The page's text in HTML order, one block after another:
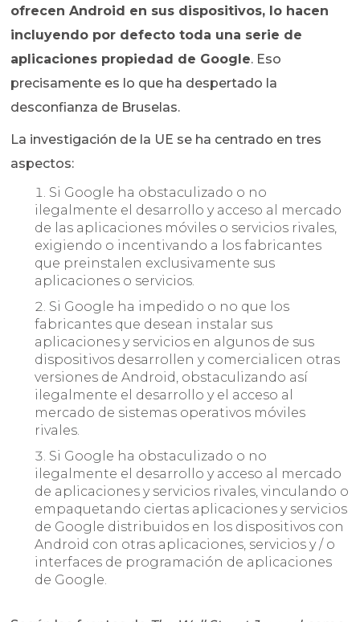
ofrecen Android en sus dispositivos, lo hacen
incluyendo por defecto toda una serie de
aplicaciones propiedad de Google. Eso
precisamente es lo que ha despertado la
desconfianza de Bruselas.
La investigación de la UE se ha centrado en tres
aspectos:
Si Google ha obstaculizado o no
ilegalmente el desarrollo y acceso al mercado
de las aplicaciones móviles o servicios rivales,
exigiendo o incentivando a los fabricantes
que preinstalen exclusivamente sus
aplicaciones o servicios.
Si Google ha impedido o no que los
fabricantes que desean instalar sus
aplicaciones y servicios en algunos de sus
dispositivos desarrollen y comercialicen otras
versiones de Android, obstaculizando así
ilegalmente el desarrollo y el acceso al
mercado de sistemas operativos móviles
rivales.
Si Google ha obstaculizado o no
ilegalmente el desarrollo y acceso al mercado
de aplicaciones y servicios rivales, vinculando o
empaquetando ciertas aplicaciones y servicios
de Google distribuidos en los dispositivos con
Android con otras aplicaciones, servicios y / o
interfaces de programación de aplicaciones
de Google.